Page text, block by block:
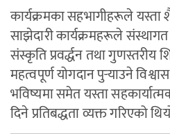
कार्यक्रमका सहभागीहरूले यस्ता
साझेदारी कार्यक्रमहरूले
संस्कृति प्रवर्द्धन तथा गुणस्तरीय
महत्वपूर्ण योगदान पुर्‍याउने
भविष्यमा समेत यस्ता
दिने प्रतिबद्धता व्यक्त गरिएको